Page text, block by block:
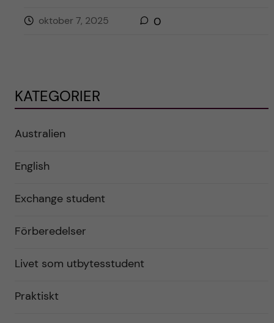
oktober 7, 2025 0
KATEGORIER
Australien
English
Exchange student
Förberedelser
Livet som utbytesstudent
Praktiskt